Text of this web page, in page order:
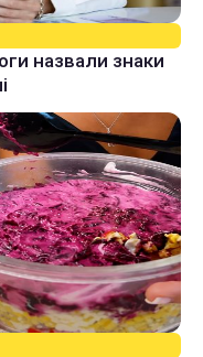
назвали знаки